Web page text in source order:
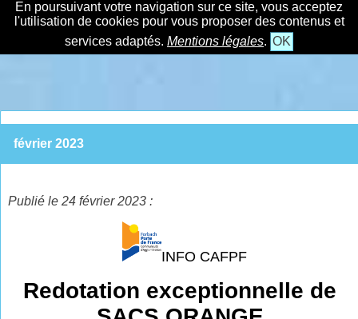
En poursuivant votre navigation sur ce site, vous acceptez
l'utilisation de cookies pour vous proposer des contenus et
services adaptés. Mentions légales. OK
février 2023
Publié le 24 février 2023 :
INFO CAFPF
Redotation exceptionnelle de